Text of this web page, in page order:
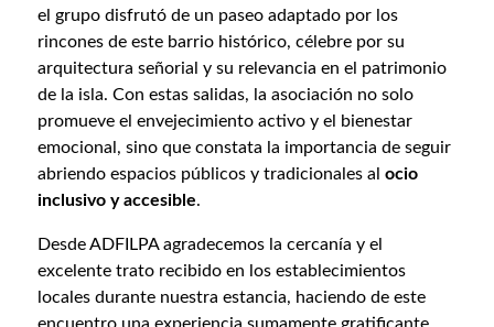
el grupo disfrutó de un paseo adaptado por los
rincones de este barrio histórico, célebre por su
arquitectura señorial y su relevancia en el patrimonio
de la isla. Con estas salidas, la asociación no solo
promueve el envejecimiento activo y el bienestar
emocional, sino que constata la importancia de seguir
abriendo espacios públicos y tradicionales al ocio
inclusivo y accesible.
Desde ADFILPA agradecemos la cercanía y el
excelente trato recibido en los establecimientos
locales durante nuestra estancia, haciendo de este